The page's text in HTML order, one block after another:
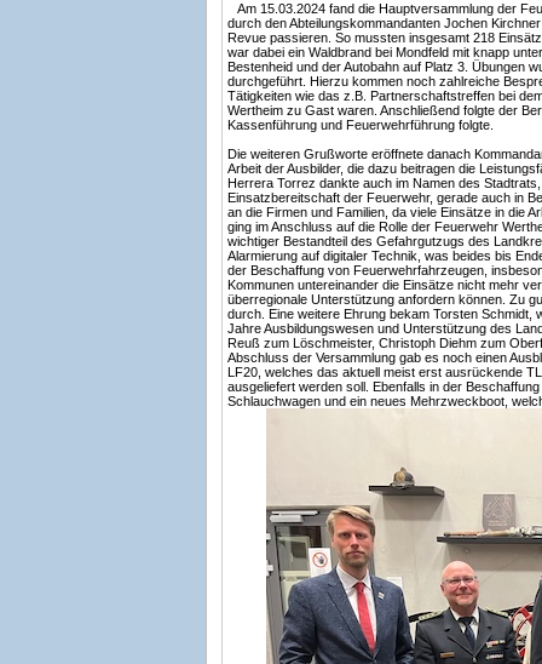
Am 15.03.2024 fand die Hauptversammlung der
durch den Abteilungskommandanten Jochen
Revue passieren. So mussten insgesamt 218
war dabei ein Waldbrand bei Mondfeld mit knapp
Bestenheid und der Autobahn auf Platz 3. Übungen
durchgeführt. Hierzu kommen noch zahlreiche
Tätigkeiten wie das z.B. Partnerschaftstreffen bei
Wertheim zu Gast waren. Anschließend folgte der
Kassenführung und Feuerwehrführung folgte.
Die weiteren Grußworte eröffnete danach
Arbeit der Ausbilder, die dazu beitragen die
Herrera Torrez dankte auch im Namen des
Einsatzbereitschaft der Feuerwehr, gerade auch in
an die Firmen und Familien, da viele Einsätze in die
ging im Anschluss auf die Rolle der Feuerwehr
wichtiger Bestandteil des Gefahrgutzugs des
Alarmierung auf digitaler Technik, was beides bis
der Beschaffung von Feuerwehrfahrzeugen,
Kommunen untereinander die Einsätze nicht mehr
überregionale Unterstützung anfordern können. Zu
durch. Eine weitere Ehrung bekam Torsten
Jahre Ausbildungswesen und Unterstützung des
Reuß zum Löschmeister, Christoph Diehm zum
Abschluss der Versammlung gab es noch einen
LF20, welches das aktuell meist erst ausrückende
ausgeliefert werden soll. Ebenfalls in der
Schlauchwagen und ein neues Mehrzweckboot,